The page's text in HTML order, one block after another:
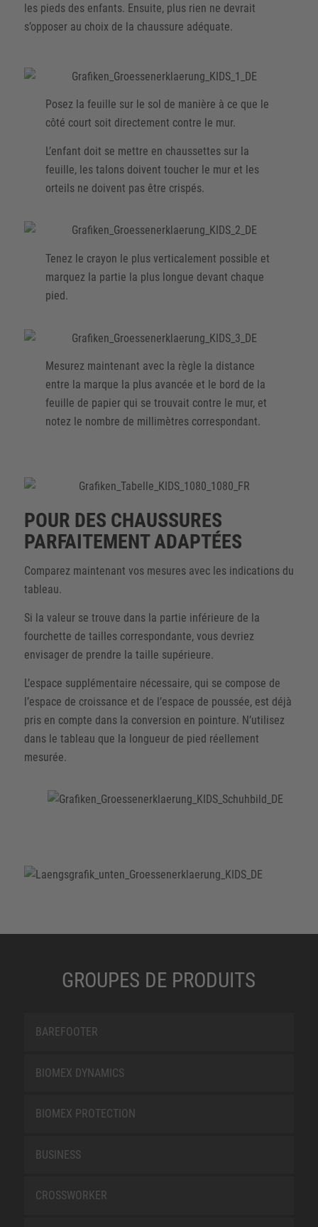
les pieds des enfants. Ensuite, plus rien ne devrait
s’opposer au choix de la chaussure adéquate.
Posez la feuille sur le sol de manière à ce que le
côté court soit directement contre le mur.
L’enfant doit se mettre en chaussettes sur la
feuille, les talons doivent toucher le mur et les
orteils ne doivent pas être crispés.
Tenez le crayon le plus verticalement possible et
marquez la partie la plus longue devant chaque
pied.
Mesurez maintenant avec la règle la distance
entre la marque la plus avancée et le bord de la
feuille de papier qui se trouvait contre le mur, et
notez le nombre de millimètres correspondant.
POUR DES CHAUSSURES
PARFAITEMENT ADAPTÉES
Comparez maintenant vos mesures avec les indications du
tableau.
Si la valeur se trouve dans la partie inférieure de la
fourchette de tailles correspondante, vous devriez
envisager de prendre la taille supérieure.
L’espace supplémentaire nécessaire, qui se compose de
l’espace de croissance et de l’espace de poussée, est déjà
pris en compte dans la conversion en pointure. N’utilisez
dans le tableau que la longueur de pied réellement
mesurée.
GROUPES DE PRODUITS
BAREFOOTER
BIOMEX DYNAMICS
BIOMEX PROTECTION
BUSINESS
CROSSWORKER